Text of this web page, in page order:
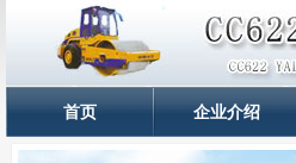
首页 企业介绍